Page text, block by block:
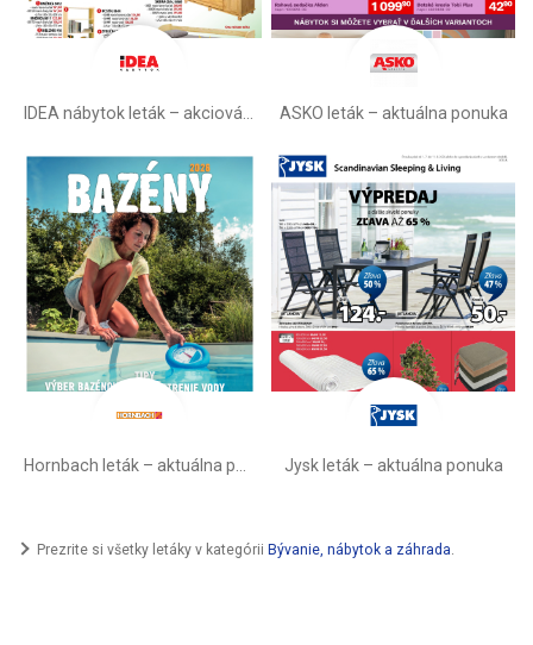
ASKO leták – aktuálna ponuka
Hornbach leták – aktuálna ponuka Jysk leták – aktuálna ponuka
Prezrite si všetky letáky v kategórii Bývanie, nábytok a záhrada